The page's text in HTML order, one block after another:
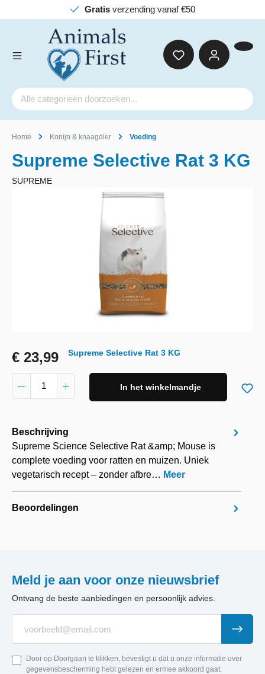
Gratis verzending vanaf €50
Home Konijn & knaagdier Voeding
Supreme Selective Rat 3 KG
SUPREME
€ 23,99 Supreme Selective Rat 3 KG
In het winkelmandje
Beschrijving
Supreme Science Selective Rat &amp; Mouse is
complete voeding voor ratten en muizen. Uniek
vegetarisch recept – zonder afbre… Meer
Beoordelingen
Meld je aan voor onze nieuwsbrief
Ontvang de beste aanbiedingen en persoonlijk advies.
Door op Doorgaan te klikken, bevestigt u dat u onze informatie over
gegevensbescherming hebt gelezen en ermee akkoord gaat.